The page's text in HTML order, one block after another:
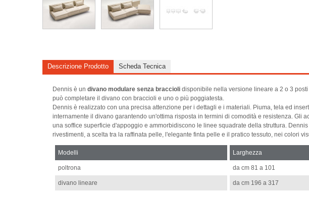
Descrizione Prodotto Scheda Tecnica
Dennis è undivano modulare senza braccioli disponibile nella versione lineare a 2 o 3
può completare il divano con braccioli e uno o più poggiatesta.
Dennis è realizzato con una precisa attenzione per i dettagli e i materiali. Piuma, tela ed
internamente il divano garantendo un'ottima risposta in termini di comodità e resistenza. Gli
una soffice superficie d'appoggio e ammorbidiscono le linee squadrate della struttura.
rivestimenti, a scelta tra la raffinata pelle, l'elegante finta pelle e il pratico tessuto, nei colori
Modelli Larghezza
poltrona da cm 81 a 101
divano lineare da cm 196 a 317